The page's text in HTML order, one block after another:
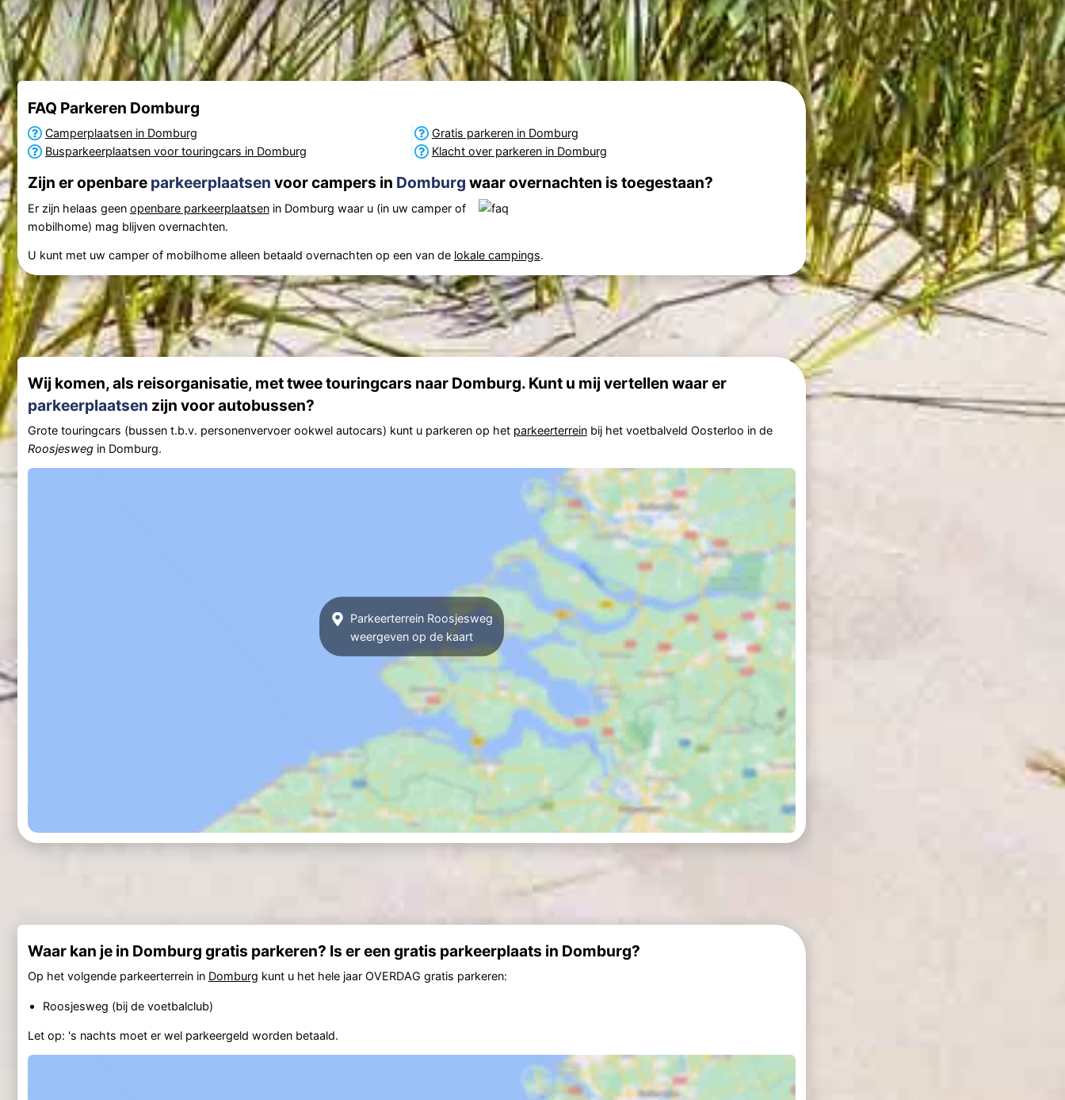
FAQ Parkeren Domburg
Camperplaatsen in Domburg
Busparkeerplaatsen voor touringcars in Domburg
Gratis parkeren in Domburg
Klacht over parkeren in Domburg
Zijn er openbare parkeerplaatsen voor campers in Domburg waar overnachten is toegestaan?
Er zijn helaas geen openbare parkeerplaatsenin Domburg waar u (in uw camper of
mobilhome) mag blijven overnachten.
U kunt met uw camper of mobilhome alleen betaald overnachten op een van de lokale campings.
Wij komen, als reisorganisatie, met twee touringcars naar Domburg. Kunt u mij vertellen waar er
parkeerplaatsen zijn voor autobussen?
Grote touringcars (bussen t.b.v. personenvervoer ookwel autocars) kunt u parkeren op het parkeerterreinbij het voetbalveld Oosterloo in de
Roosjeswegin Domburg.
Parkeerterrein Roosjesweg
weergeven op de kaart
Waar kan je in Domburg gratis parkeren? Is er een gratis parkeerplaats in Domburg?
Op het volgende parkeerterrein in Domburg kunt u het hele jaar OVERDAG gratis parkeren:
Roosjesweg (bij de voetbalclub)
Let op: 's nachts moet er wel parkeergeld worden betaald.